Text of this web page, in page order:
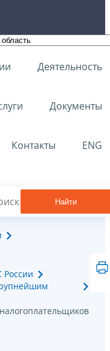
Деятельность
Документы
Контакты ENG
Найти